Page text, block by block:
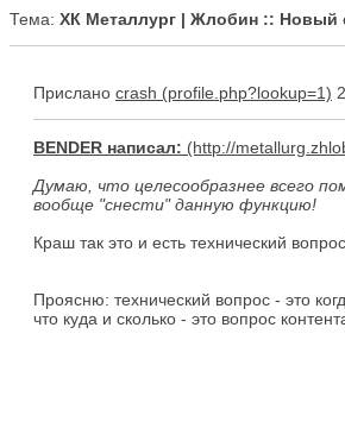
Тема: ХК Металлург | Жлобин :: Новый
Прислано crash
BENDER написал:
Думаю, что целесообразнее всего
вообще "снести" данную функцию!
Краш так это и есть технический
Проясню: технический вопрос - это
что куда и сколько - это вопрос